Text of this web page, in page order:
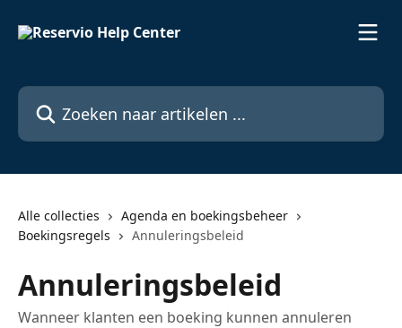
Zoeken naar artikelen ...
Alle collecties
Agenda en boekingsbeheer
Boekingsregels
Annuleringsbeleid
Annuleringsbeleid
Wanneer klanten een boeking kunnen annuleren